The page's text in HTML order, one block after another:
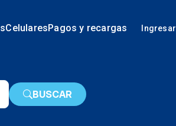
CelularesPagos y recargas Ingresar
BUSCAR